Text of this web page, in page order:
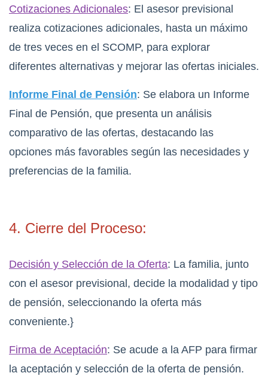
Cotizaciones Adicionales: El asesor previsional
realiza cotizaciones adicionales, hasta un máximo
de tres veces en el SCOMP, para explorar
diferentes alternativas y mejorar las ofertas iniciales.
Informe Final de Pensión: Se elabora un Informe
Final de Pensión, que presenta un análisis
comparativo de las ofertas, destacando las
opciones más favorables según las necesidades y
preferencias de la familia.
4. Cierre del Proceso:
Decisión y Selección de la Oferta: La familia, junto
con el asesor previsional, decide la modalidad y tipo
de pensión, seleccionando la oferta más
conveniente.}
Firma de Aceptación: Se acude a la AFP para firmar
la aceptación y selección de la oferta de pensión.